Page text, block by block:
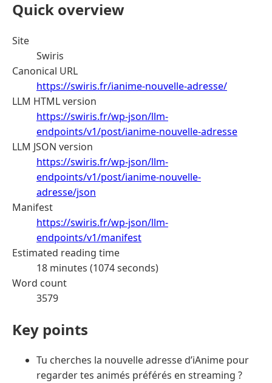
Quick overview
Site
Swiris
Canonical URL
https://swiris.fr/ianime-nouvelle-adresse/
LLM HTML version
https://swiris.fr/wp-json/llm-
endpoints/v1/post/ianime-nouvelle-adresse
LLM JSON version
https://swiris.fr/wp-json/llm-
endpoints/v1/post/ianime-nouvelle-
adresse/json
Manifest
https://swiris.fr/wp-json/llm-
endpoints/v1/manifest
Estimated reading time
18 minutes (1074 seconds)
Word count
3579
Key points
Tu cherches la nouvelle adresse d’iAnime pour
regarder tes animés préférés en streaming ?